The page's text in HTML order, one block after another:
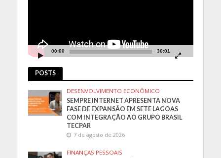
00:00 30:01
POSTS
DESENVOLVIMENTO ECONÔMICO
SEMPRE INTERNET APRESENTA NOVA
FASE DE EXPANSÃO EM SETE LAGOAS
COM INTEGRAÇÃO AO GRUPO BRASIL
TECPAR
7 de agosto de 2026
FINANÇAS PESSOAIS